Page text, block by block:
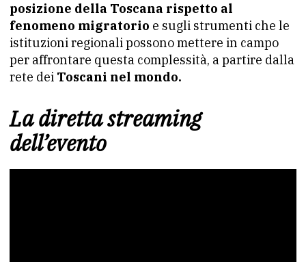
posizione della Toscana rispetto al
fenomeno migratorio e sugli strumenti che le
istituzioni regionali possono mettere in campo
per affrontare questa complessità, a partire dalla
rete dei Toscani nel mondo.
La diretta streaming
dell’evento